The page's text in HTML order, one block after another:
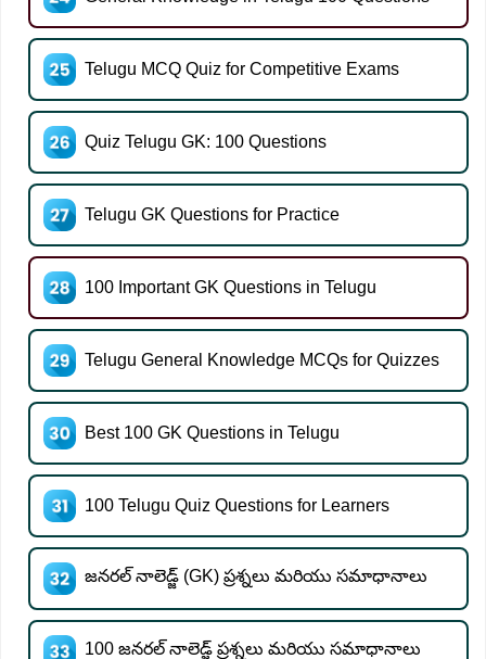
Telugu MCQ Quiz for Competitive Exams
Quiz Telugu GK: 100 Questions
Telugu GK Questions for Practice
100 Important GK Questions in Telugu
Telugu General Knowledge MCQs for Quizzes
Best 100 GK Questions in Telugu
100 Telugu Quiz Questions for Learners
జనరల్ నాలెడ్జ్ (GK) ప్రశ్నలు మరియు సమాధానాలు
100 జనరల్ నాలెడ్జ్ ప్రశ్నలు మరియు సమాధానాలు